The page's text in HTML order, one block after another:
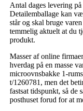
Antal dages levering
Detailemballage kan
står og skal bruge
temmelig aktuelt at du
produkt.
Masser af online
hverdag på en masse
microovnsbakke 1-
t/1260781, men det
fastsat tidspunkt, så de
posthuset forud for at